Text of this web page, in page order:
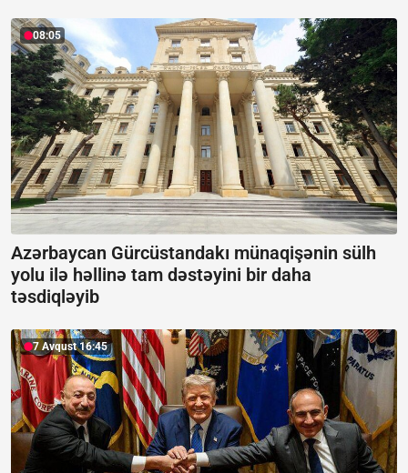
08:05
Azərbaycan Gürcüstandakı münaqişənin sülh
yolu ilə həllinə tam dəstəyini bir daha
təsdiqləyib
7 Avqust 16:45